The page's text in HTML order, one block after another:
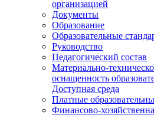
организацией
Документы
Образование
Образовательные
Руководство
Педагогический состав
Материально-
оснащенность
Доступная среда
Платные
Финансово-